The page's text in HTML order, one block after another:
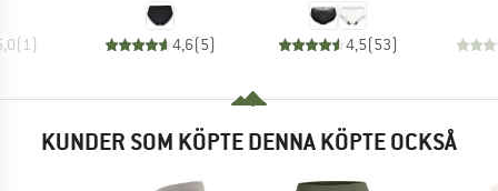
( 1) 4,6(5) 4,5(53)
KUNDER SOM KÖPTE DENNA KÖPTE OCKSÅ